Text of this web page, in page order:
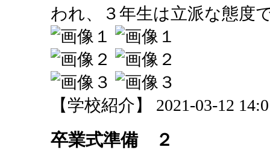
われ、３年生は立派な態度
【学校紹介】 2021-03-12
卒業式準備 ２